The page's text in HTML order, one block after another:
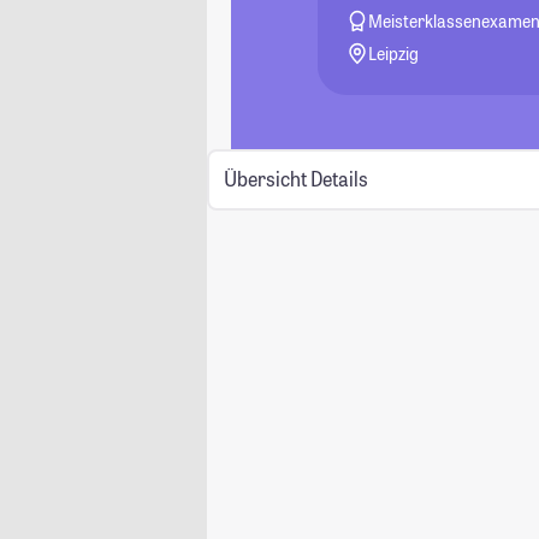
Leipzig
Übersicht Details